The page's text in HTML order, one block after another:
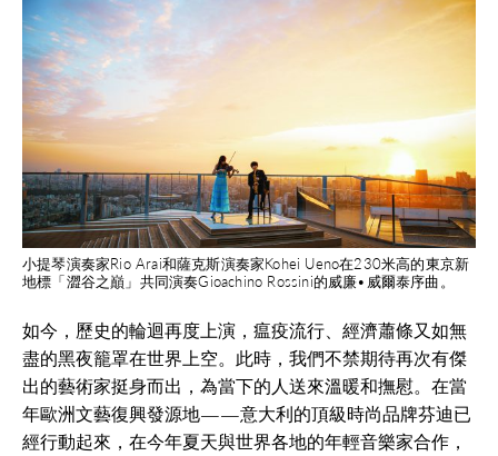
小提琴演奏家Rio Arai和薩克斯演奏家Kohei Ueno在230米高的東京新
地標「澀谷之巔」共同演奏Gioachino Rossini的威廉•威爾泰序曲。
如今，歷史的輪迴再度上演，瘟疫流行、經濟蕭條又如無
盡的黑夜籠罩在世界上空。此時，我們不禁期待再次有傑
出的藝術家挺身而出，為當下的人送來溫暖和撫慰。在當
年歐洲文藝復興發源地——意大利的頂級時尚品牌芬迪已
經行動起來，在今年夏天與世界各地的年輕音樂家合作，